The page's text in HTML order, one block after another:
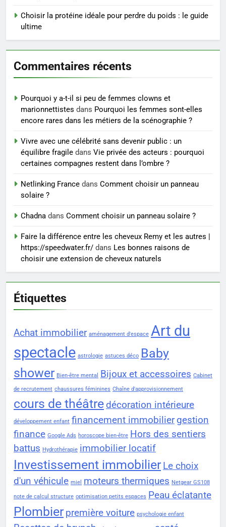
Les secrets révélés pour une
Ordinary
SANTÉ
6
Prévenir les chutes chez les
seniors: aménagement et
exercices
BIEN ÊTRE
Voyance à La Rochelle : où
trouver un accompagnement
Sclérose en plaques et
femmes enceintes doivent
connaître
SANTÉ
Choisir la protéine idéale pour perdre du poids : le guide
ultime
Commentaires récents
Pourquoi y a-t-il si peu de femmes clowns et
marionnettistes dans Pourquoi les femmes sont-elles
encore rares dans les métiers de la scénographie ?
Vivre avec une célébrité sans devenir public : un
équilibre fragile dans Vie privée des acteurs : pourquoi
certaines compagnes restent dans l’ombre ?
Netlinking France dans Comment choisir un panneau
solaire ?
Chadna dans Comment choisir un panneau solaire ?
Faire la différence entre les cheveux Remy et les autres |
https://speedwater.fr/ dans Les bonnes raisons de
choisir une extension de cheveux naturels
Étiquettes
Achat immobilier aménagement d'espace Art du
spectacle astrologie astuces déco Baby
shower Bien-être mental Bijoux et accessoires Cabinet
de recrutement chaussures féminines Chaîne d'approvisionnement
cours de théâtre décoration intérieure
développement enfant financement immobilier gestion
finance Google Ads horoscope bien-être Hors des sentiers
battus Hydrothérapie immobilier locatif
Investissement immobilier Le choix
d'un véhicule miel moteurs thermiques Netgear GS108
note de calcul structure optimisation petits espaces Peau éclatante
Plombier première voiture psychologie enfant